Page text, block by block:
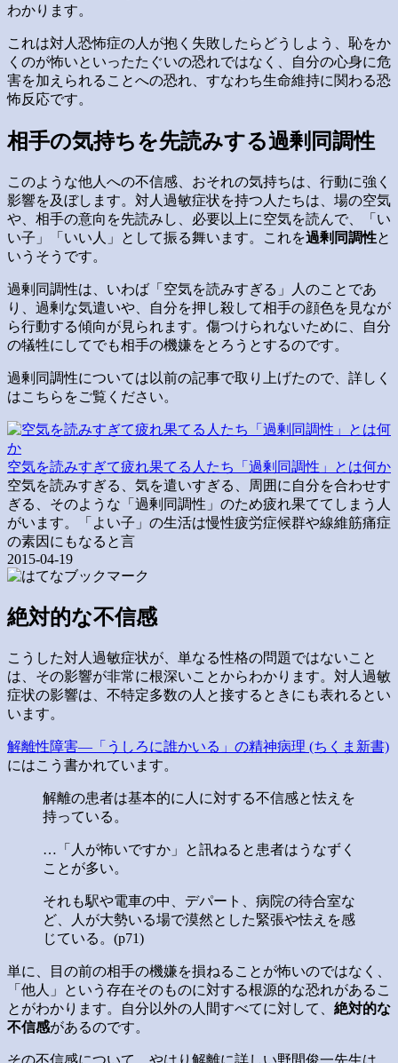
わかります。
これは対人恐怖症の人が抱く失敗したらどうしよう、恥をか
くのが怖いといったたぐいの恐れではなく、自分の心身に危
害を加えられることへの恐れ、すなわち生命維持に関わる恐
怖反応です。
相手の気持ちを先読みする過剰同調性
このような他人への不信感、おそれの気持ちは、行動に強く
影響を及ぼします。対人過敏症状を持つ人たちは、場の空気
や、相手の意向を先読みし、必要以上に空気を読んで、「い
い子」「いい人」として振る舞います。これを過剰同調性と
いうそうです。
過剰同調性は、いわば「空気を読みすぎる」人のことであ
り、過剰な気遣いや、自分を押し殺して相手の顔色を見なが
ら行動する傾向が見られます。傷つけられないために、自分
の犠牲にしてでも相手の機嫌をとろうとするのです。
過剰同調性については以前の記事で取り上げたので、詳しく
はこちらをご覧ください。
空気を読みすぎて疲れ果てる人たち「過剰同調性」とは何か
空気を読みすぎる、気を遣いすぎる、周囲に自分を合わせす
ぎる、そのような「過剰同調性」のため疲れ果ててしまう人
がいます。「よい子」の生活は慢性疲労症候群や線維筋痛症
の素因にもなると言
2015-04-19
絶対的な不信感
こうした対人過敏症状が、単なる性格の問題ではないこと
は、その影響が非常に根深いことからわかります。対人過敏
症状の影響は、不特定多数の人と接するときにも表れるとい
います。
解離性障害―「うしろに誰かいる」の精神病理 (ちくま新書)
にはこう書かれています。
解離の患者は基本的に人に対する不信感と怯えを
持っている。
…「人が怖いですか」と訊ねると患者はうなずく
ことが多い。
それも駅や電車の中、デパート、病院の待合室な
ど、人が大勢いる場で漠然とした緊張や怯えを感
じている。(p71)
単に、目の前の相手の機嫌を損ねることが怖いのではなく、
「他人」という存在そのものに対する根源的な恐れがあるこ
とがわかります。自分以外の人間すべてに対して、 絶対的な
不信感があるのです。